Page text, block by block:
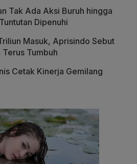
Tak Ada Aksi Buruh hingga
Dipenuhi
Masuk, Aprisindo Sebut
Tumbuh
Cetak Kinerja Gemilang